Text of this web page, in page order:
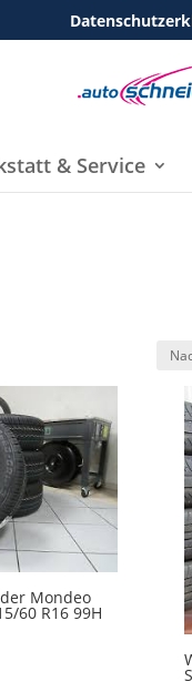
& Service
Mondeo
60 R16 99H